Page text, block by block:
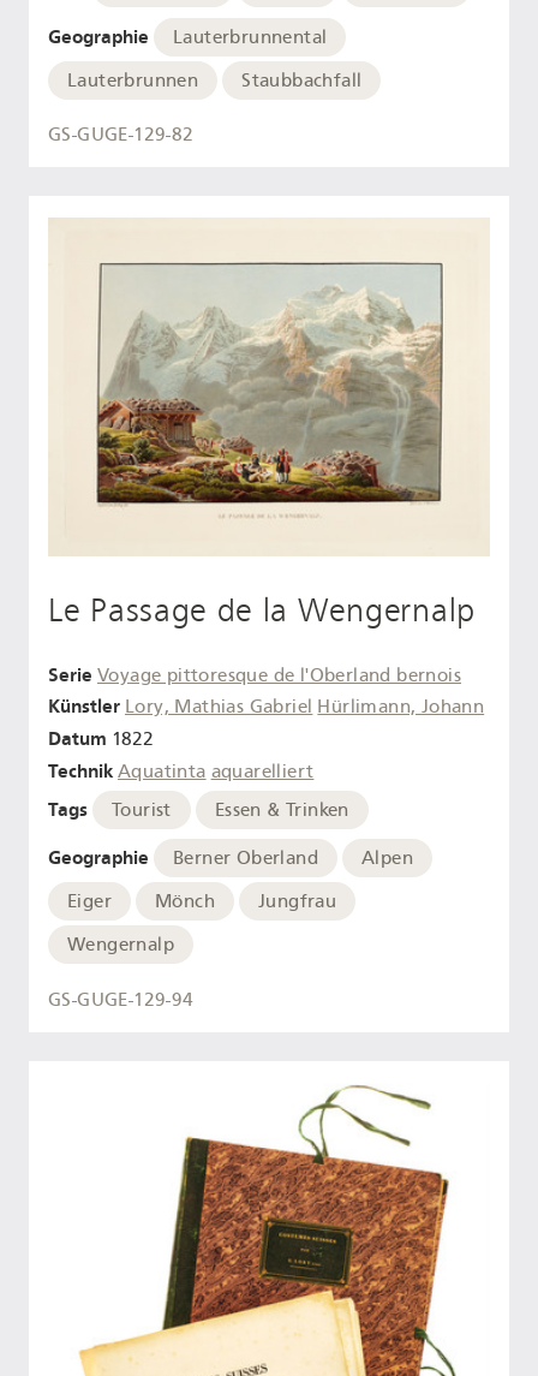
Geographie
Lauterbrunnental
Lauterbrunnen
Staubbachfall
GS-GUGE-129-82
Le Passage de la Wengernalp
Serie Voyage pittoresque de l'Oberland bernois
Künstler Lory, Mathias Gabriel Hürlimann, Johann
Datum 1822
Technik Aquatinta aquarelliert
Tags Tourist Essen & Trinken
Geographie Berner Oberland
Alpen
Eiger
Mönch
Jungfrau
Wengernalp
GS-GUGE-129-94